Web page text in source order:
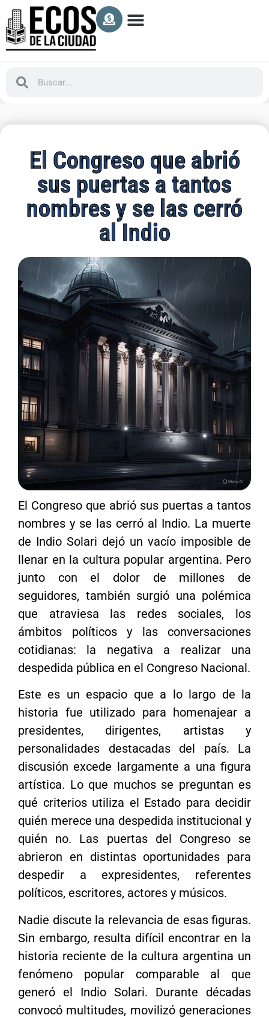
El Congreso que abrió
sus puertas a tantos
nombres y se las cerró
al Indio
El Congreso que abrió sus puertas a tantos
nombres y se las cerró al Indio. La muerte
de Indio Solari dejó un vacío imposible de
llenar en la cultura popular argentina. Pero
junto con el dolor de millones de
seguidores, también surgió una polémica
que atraviesa las redes sociales, los
ámbitos políticos y las conversaciones
cotidianas: la negativa a realizar una
despedida pública en el Congreso Nacional.
Este es un espacio que a lo largo de la
historia fue utilizado para homenajear a
presidentes, dirigentes, artistas y
personalidades destacadas del país. La
discusión excede largamente a una figura
artística. Lo que muchos se preguntan es
qué criterios utiliza el Estado para decidir
quién merece una despedida institucional y
quién no. Las puertas del Congreso se
abrieron en distintas oportunidades para
despedir a expresidentes, referentes
políticos, escritores, actores y músicos.
Nadie discute la relevancia de esas figuras.
Sin embargo, resulta difícil encontrar en la
historia reciente de la cultura argentina un
fenómeno popular comparable al que
generó el Indio Solari. Durante décadas
convocó multitudes, movilizó generaciones